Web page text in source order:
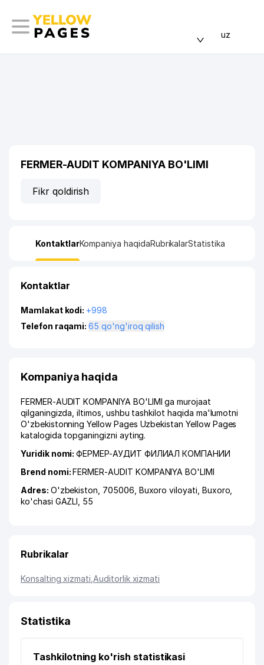
uz
FERMER-AUDIT KOMPANIYA BO'LIMI
Fikr qoldirish
KontaktlarKompaniya haqidaRubrikalarStatistika
Kontaktlar
Mamlakat kodi: +998
Telefon raqami:
65 qo'ng'iroq qilish
Kompaniya haqida
FERMER-AUDIT KOMPANIYA BO'LIMI ga murojaat
qilganingizda, iltimos, ushbu tashkilot haqida ma'lumotni
O'zbekistonning Yellow Pages Uzbekistan Yellow Pages
katalogida topganingizni ayting.
Yuridik nomi:ФЕРМЕР-АУДИТ ФИЛИАЛ КОМПАНИИ
Brend nomi:FERMER-AUDIT KOMPANIYA BO'LIMI
Adres: O'zbekiston, 705006, Buxoro viloyati Buxoro
ko'chasi GAZLI , 55
Rubrikalar
Konsalting xizmati Auditorlik xizmati
Statistika
Tashkilotning ko'rish statistikasi